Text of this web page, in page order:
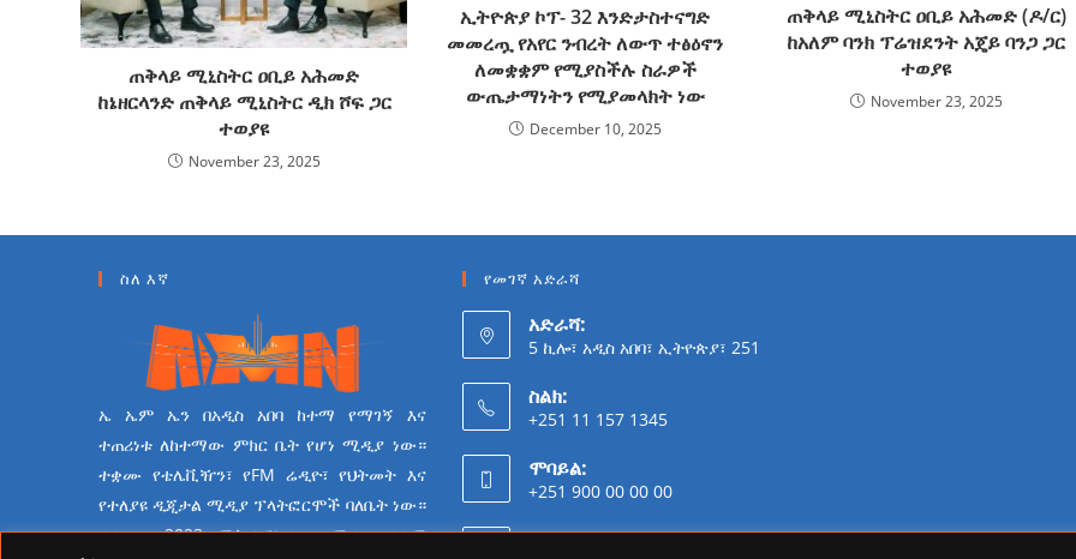
ጠቅላይ ሚኒስትር ዐቢይ አሕመድ
ከኔዘርላንድ ጠቅላይ ሚኒስትር ዲክ ሾፍ ጋር
ተወያዩ
November 23, 2025
ኢትዮጵያ ኮፕ- 32 እንድታስተናግድ
መመረጧ የአየር ንብረት ለውጥ ተፅዕኖን
ለመቋቋም የሚያስችሉ ስራዎች
ውጤታማነትን የሚያመላክት ነው
December 10, 2025
ጠቅላይ ሚኒስትር ዐቢይ አሕመድ (ዶ/ር)
ከአለም ባንክ ፕሬዝደንት አጄይ ባንጋ ጋር
ተወያዩ
November 23, 2025
ስለ እኛ
ኤ ኤም ኤን በአዲስ አበባ ከተማ የማገኝ እና
ተጠሪነቱ ለከተማው ምክር ቤት የሆነ ሚዲያ ነው።
ተቋሙ የቴሌቪዥን፣ የFM ሬዲዮ፣ የህትመት እና
የተለያዩ ዲጂታል ሚዲያ ፕላትፎርሞች ባለቤት ነው።
ተቋሙ በ2023 ሜትሮፖሊታን የሚዲያ ተቋም
የመገኛ አድራሻ
አድራሻ:
5 ኪሎ፣ አዲስ አበባ፣ ኢትዮጵያ፣ 251
ስልክ:
+251 11 157 1345
ሞባይል:
+251 900 00 00 00
ፋክስ: